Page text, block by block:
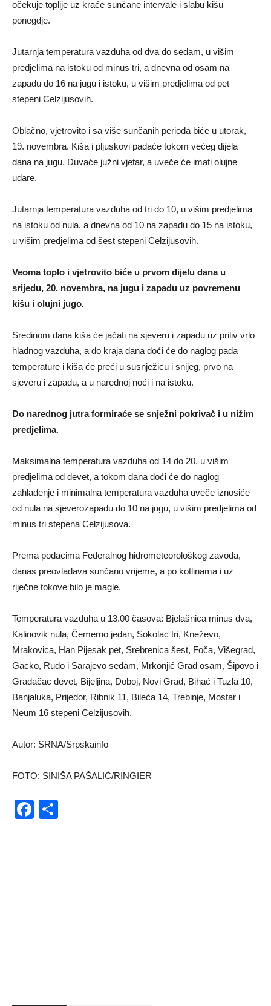
očekuje toplije uz kraće sunčane intervale i slabu kišu
ponegdje.
Jutarnja temperatura vazduha od dva do sedam, u višim
predjelima na istoku od minus tri, a dnevna od osam na
zapadu do 16 na jugu i istoku, u višim predjelima od pet
stepeni Celzijusovih.
Oblačno, vjetrovito i sa više sunčanih perioda biće u utorak,
19. novembra. Kiša i pljuskovi padaće tokom većeg dijela
dana na jugu. Duvaće južni vjetar, a uveče će imati olujne
udare.
Jutarnja temperatura vazduha od tri do 10, u višim predjelima
na istoku od nula, a dnevna od 10 na zapadu do 15 na istoku,
u višim predjelima od šest stepeni Celzijusovih.
Veoma toplo i vjetrovito biće u prvom dijelu dana u
srijedu, 20. novembra, na jugu i zapadu uz povremenu
kišu i olujni jugo.
Sredinom dana kiša će jačati na sjeveru i zapadu uz priliv vrlo
hladnog vazduha, a do kraja dana doći će do naglog pada
temperature i kiša će preći u susnježicu i snijeg, prvo na
sjeveru i zapadu, a u narednoj noći i na istoku.
Do narednog jutra formiraće se snježni pokrivač i u nižim
predjelima.
Maksimalna temperatura vazduha od 14 do 20, u višim
predjelima od devet, a tokom dana doći će do naglog
zahlađenje i minimalna temperatura vazduha uveče iznosiće
od nula na sjeverozapadu do 10 na jugu, u višim predjelima od
minus tri stepena Celzijusova.
Prema podacima Federalnog hidrometeorološkog zavoda,
danas preovladava sunčano vrijeme, a po kotlinama i uz
riječne tokove bilo je magle.
Temperatura vazduha u 13.00 časova: Bjelašnica minus dva,
Kalinovik nula, Čemerno jedan, Sokolac tri, Kneževo,
Mrakovica, Han Pijesak pet, Srebrenica šest, Foča, Višegrad,
Gacko, Rudo i Sarajevo sedam, Mrkonjić Grad osam, Šipovo i
Gradačac devet, Bijeljina, Doboj, Novi Grad, Bihać i Tuzla 10,
Banjaluka, Prijedor, Ribnik 11, Bileća 14, Trebinje, Mostar i
Neum 16 stepeni Celzijusovih.
Autor: SRNA/Srpskainfo
FOTO: SINIŠA PAŠALIĆ/RINGIER
Facebook